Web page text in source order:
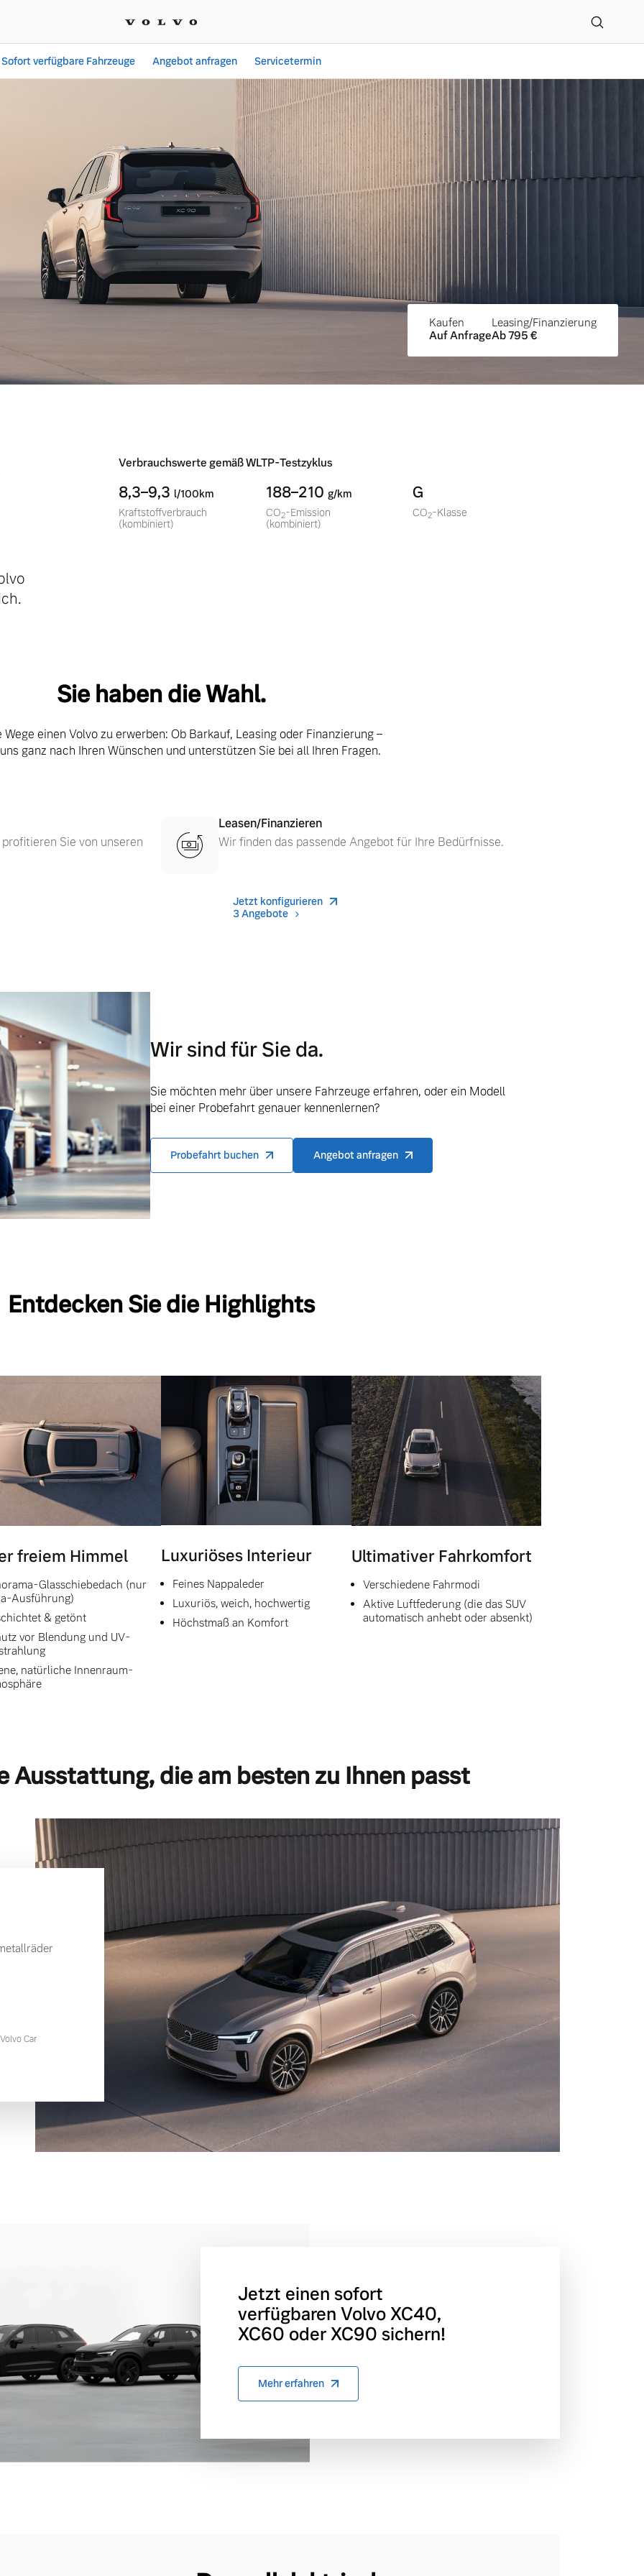
bei Autohaus Südstadt GmbH in
Sofort verfügbare Fahrzeuge Angebot anfragen Servicetermin
Original Volvo Winter- und Sommer Kompletträder.
Kaufen
Auf Anfrage
Leasing/Finanzierung
Ab 795 €
Verbrauchswerte gemäß WLTP-Testzyklus
8,3–9,3 l/100km
Kraftstoffverbrauch
(kombiniert)
188–210 g/km
CO2-Emission
(kombiniert)
G
CO2-Klasse
Sie haben die Wahl.
Wege einen Volvo zu erwerben: Ob Barkauf, Leasing oder Finanzierung –
ganz nach Ihren Wünschen und unterstützen Sie bei all Ihren Fragen.
Sie von unseren
Leasen/Finanzieren
Wir finden das passende Angebot für Ihre Bedürfnisse.
Jetzt konfigurieren
3 Angebote
Wir sind für Sie da.
Sie möchten mehr über unsere Fahrzeuge erfahren, oder ein Modell
bei einer Probefahrt genauer kennenlernen?
Probefahrt buchen Angebot anfragen
Entdecken Sie die Highlights
freiem Himmel
Glasschiebedach (nur
Ausführung)
& getönt
vor Blendung und UV-
natürliche Innenraum-
Luxuriöses Interieur
Feines Nappaleder
Luxuriös, weich, hochwertig
Höchstmaß an Komfort
Ultimativer Fahrkomfort
Verschiedene Fahrmodi
Aktive Luftfederung (die das SUV
automatisch anhebt oder absenkt)
Ausstattung, die am besten zu Ihnen passt
Car
Jetzt einen sofort
verfügbaren Volvo XC40,
XC60 oder XC90 sichern!
Mehr erfahren